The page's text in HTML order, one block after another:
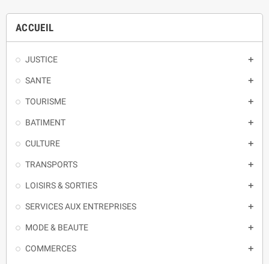
ACCUEIL
JUSTICE 
SANTE 
TOURISME 
BATIMENT 
CULTURE 
TRANSPORTS 
LOISIRS & SORTIES 
SERVICES AUX ENTREPRISES 
MODE & BEAUTE 
COMMERCES 